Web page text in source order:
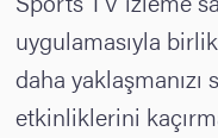
uygulamasıyla
daha
etkinliklerini